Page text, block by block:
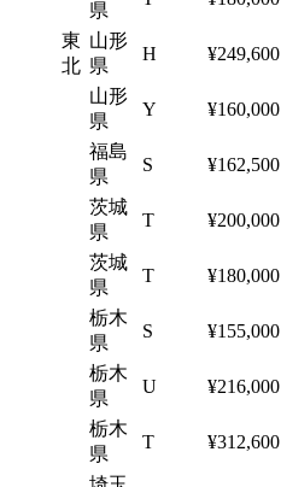
東
北
県
山形
県
H ¥249,600
山形
県
Y ¥160,000
福島
県
S ¥162,500
茨城
県
T ¥200,000
茨城
県
T ¥180,000
栃木
県
S ¥155,000
栃木
県
U ¥216,000
栃木
県
T ¥312,600